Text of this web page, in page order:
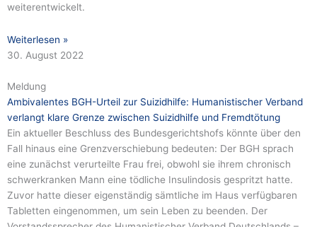
weiterentwickelt.
Weiterlesen »
30. August 2022
Meldung
Ambivalentes BGH-Urteil zur Suizidhilfe: Humanistischer Verband
verlangt klare Grenze zwischen Suizidhilfe und Fremdtötung
Ein aktueller Beschluss des Bundesgerichtshofs könnte über den
Fall hinaus eine Grenzverschiebung bedeuten: Der BGH sprach
eine zunächst verurteilte Frau frei, obwohl sie ihrem chronisch
schwerkranken Mann eine tödliche Insulindosis gespritzt hatte.
Zuvor hatte dieser eigenständig sämtliche im Haus verfügbaren
Tabletten eingenommen, um sein Leben zu beenden. Der